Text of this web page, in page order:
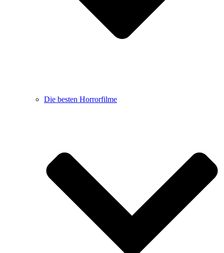
Die besten Horrorfilme